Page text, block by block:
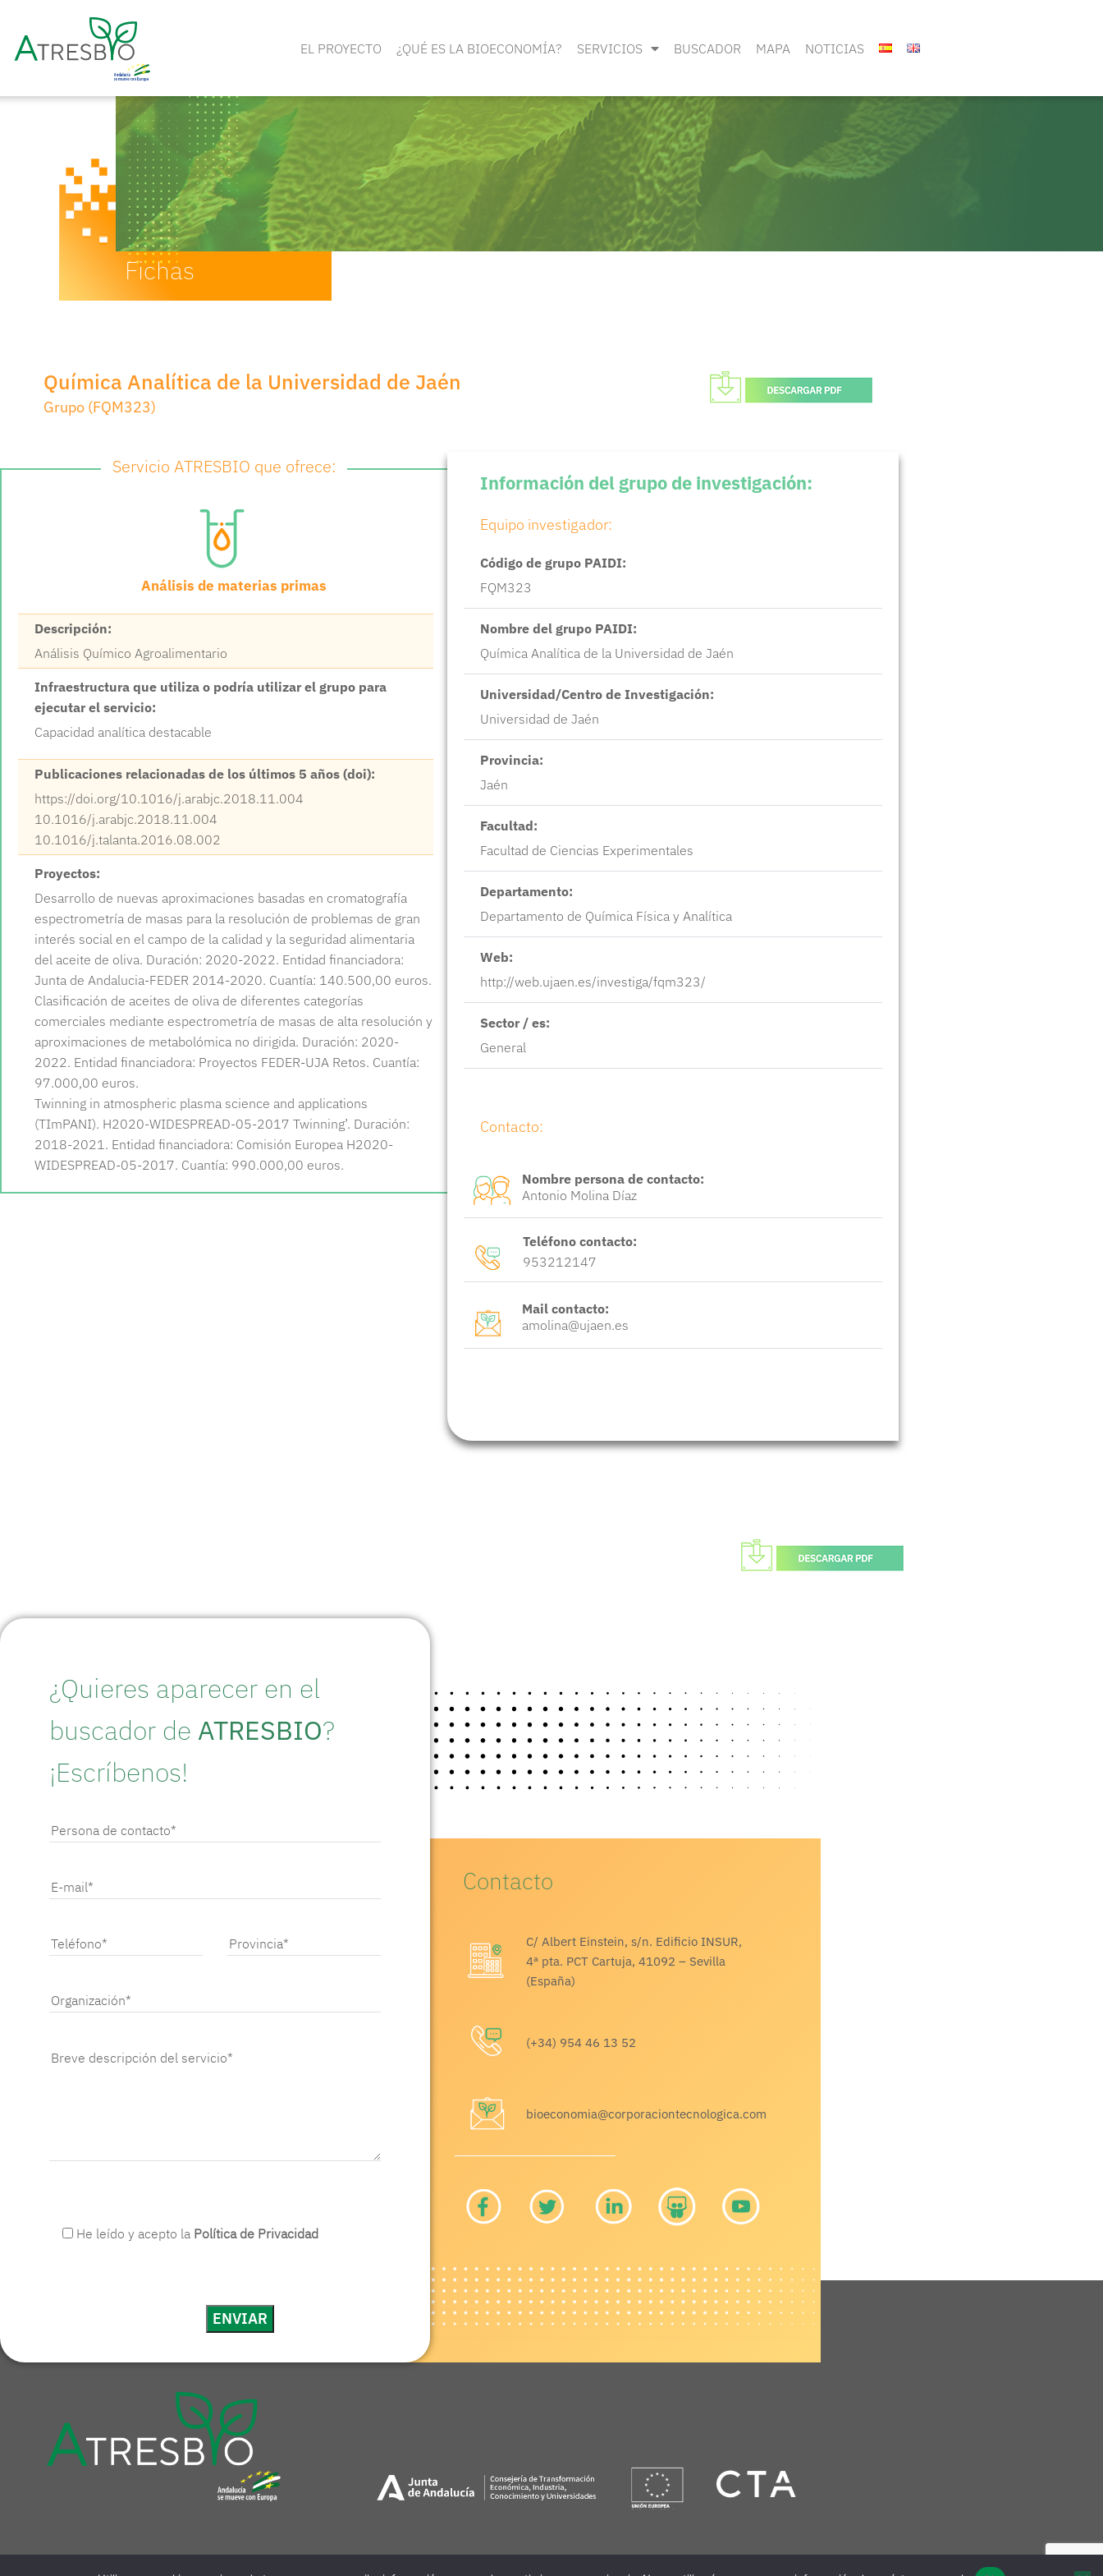
EL PROYECTO ¿QUÉ ES LA BIOECONOMÍA? SERVICIOS BUSCADOR MAPA NOTICIAS
Fichas
Química Analítica de la Universidad de Jaén
Grupo (FQM323)
Servicio ATRESBIO que ofrece:
Análisis de materias primas
Descripción:
Análisis Químico Agroalimentario
Infraestructura que utiliza o podría utilizar el grupo para
ejecutar el servicio:
Capacidad analítica destacable
Publicaciones relacionadas de los últimos 5 años (doi):
https://doi.org/10.1016/j.arabjc.2018.11.004
10.1016/j.arabjc.2018.11.004
10.1016/j.talanta.2016.08.002
Proyectos:
Desarrollo de nuevas aproximaciones basadas en cromatografía
espectrometría de masas para la resolución de problemas de gran
interés social en el campo de la calidad y la seguridad alimentaria
del aceite de oliva. Duración: 2020-2022. Entidad financiadora:
Junta de Andalucia-FEDER 2014-2020. Cuantía: 140.500,00 euros.
Clasificación de aceites de oliva de diferentes categorías
comerciales mediante espectrometría de masas de alta resolución y
aproximaciones de metabolómica no dirigida. Duración: 2020-
2022. Entidad financiadora: Proyectos FEDER-UJA Retos. Cuantía:
97.000,00 euros.
Twinning in atmospheric plasma science and applications
(TImPANI). H2020-WIDESPREAD-05-2017 Twinning’. Duración:
2018-2021. Entidad financiadora: Comisión Europea H2020-
WIDESPREAD-05-2017. Cuantía: 990.000,00 euros.
Información del grupo de investigación:
Equipo investigador:
Código de grupo PAIDI:
FQM323
Nombre del grupo PAIDI:
Química Analítica de la Universidad de Jaén
Universidad/Centro de Investigación:
Universidad de Jaén
Provincia:
Jaén
Facultad:
Facultad de Ciencias Experimentales
Departamento:
Departamento de Química Física y Analítica
Web:
http://web.ujaen.es/investiga/fqm323/
Sector / es:
General
Contacto:
Nombre persona de contacto:
Antonio Molina Díaz
Teléfono contacto:
953212147
Mail contacto:
amolina@ujaen.es
¿Quieres aparecer en el
buscador de ATRESBIO?
¡Escríbenos!
He leído y acepto la Política de Privacidad
Contacto
C/ Albert Einstein, s/n. Edificio INSUR,
4ª pta. PCT Cartuja, 41092 – Sevilla
(España)
(+34) 954 46 13 52
bioeconomia@corporaciontecnologica.com